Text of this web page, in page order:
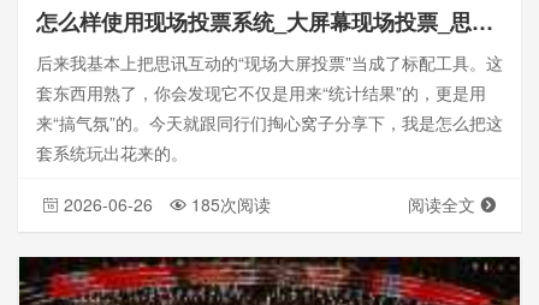
怎么样使用现场投票系统_大屏幕现场投票_思讯互动
后来我基本上把思讯互动的“现场大屏投票”当成了标配工具。这
套东西用熟了，你会发现它不仅是用来“统计结果”的，更是用
来“搞气氛”的。今天就跟同行们掏心窝子分享下，我是怎么把这
套系统玩出花来的。
2026-06-26 185次阅读 阅读全文